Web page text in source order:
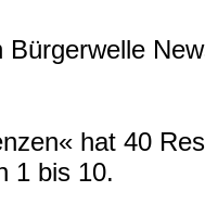
hat 40
1 bis 10.